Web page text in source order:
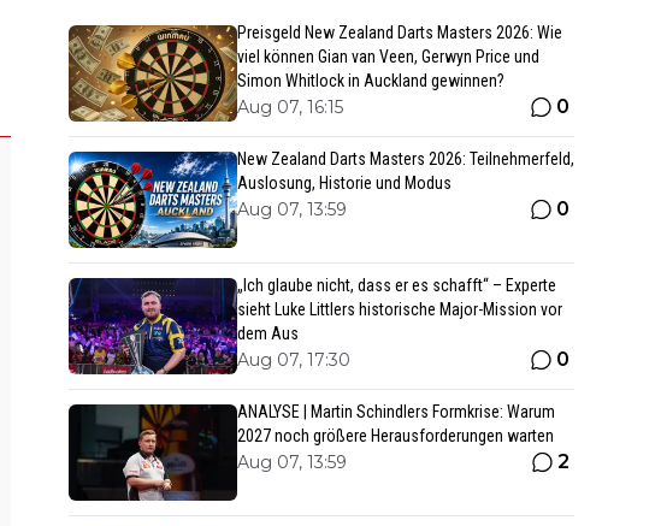
Preisgeld New Zealand Darts Masters 2026: Wie
viel können Gian van Veen, Gerwyn Price und
Simon Whitlock in Auckland gewinnen?
Aug 07, 16:15 0
New Zealand Darts Masters 2026: Teilnehmerfeld,
Auslosung, Historie und Modus
Aug 07, 13:59 0
„Ich glaube nicht, dass er es schafft“ – Experte
sieht Luke Littlers historische Major-Mission vor
dem Aus
Aug 07, 17:30 0
ANALYSE | Martin Schindlers Formkrise: Warum
2027 noch größere Herausforderungen warten
Aug 07, 13:59 2